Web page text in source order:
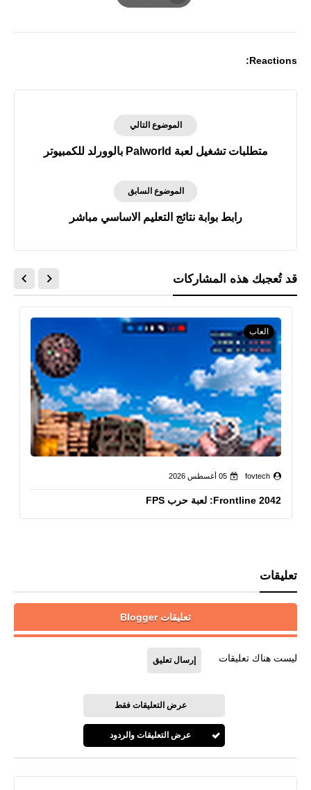
Reactions:
الموضوع التالي
متطلبات تشغيل لعبة Palworld بالوورلد للكمبيوتر
الموضوع السابق
رابط بوابة نتائج التعليم الاساسي مباشر
قد تُعجبك هذه المشاركات
العاب
fovtech 05 أغسطس 2026
Frontline 2042: لعبة حرب FPS
تعليقات
تعليقات Blogger
ليست هناك تعليقات إرسال تعليق
عرض التعليقات فقط
عرض التعليقات والردود